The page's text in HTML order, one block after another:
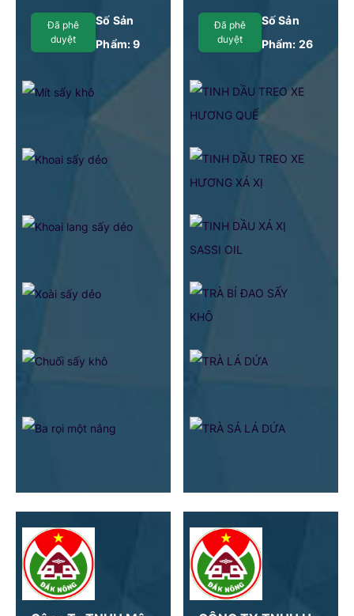
NôngĐã phê
duyệt
Số Sản
Phẩm:9
Đã phê
duyệt
Số Sản
Phẩm: 26